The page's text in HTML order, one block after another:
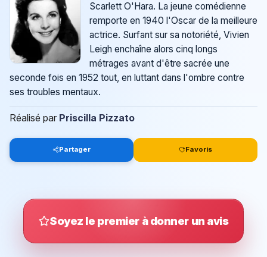
Scarlett O'Hara. La jeune comédienne
remporte en 1940 l'Oscar de la meilleure
actrice. Surfant sur sa notoriété, Vivien
Leigh enchaîne alors cinq longs
métrages avant d'être sacrée une
seconde fois en 1952 tout, en luttant dans l'ombre contre
ses troubles mentaux.
Réalisé par Priscilla Pizzato
Partager Favoris
Soyez le premier à donner un avis